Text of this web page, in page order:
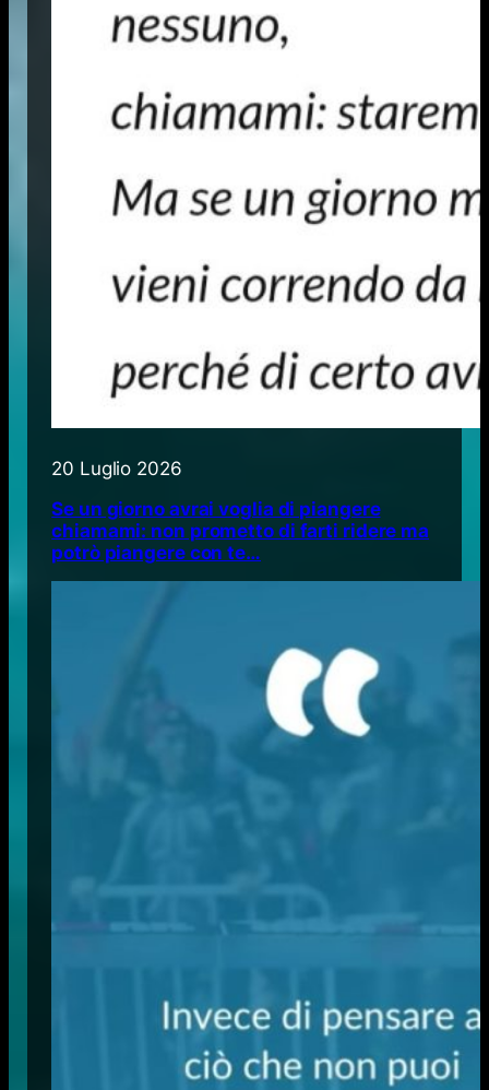
20 Luglio 2026
Se un giorno avrai voglia di piangere
chiamami: non prometto di farti ridere ma
potrò piangere con te…